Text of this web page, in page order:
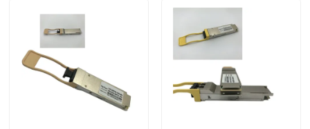
এনভিডিয়া এআই পণ্য
400G/800G অপটিক্যাল মডিউল